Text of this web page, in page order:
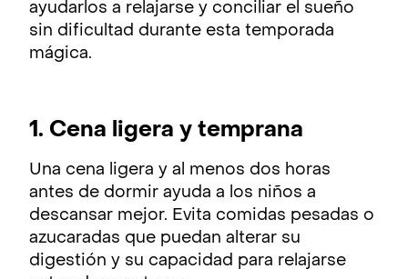
ayudarlos a relajarse y conciliar el sueño
sin dificultad durante esta temporada
mágica.
1. Cena ligera y temprana
Una cena ligera y al menos dos horas
antes de dormir ayuda a los niños a
descansar mejor. Evita comidas pesadas o
azucaradas que puedan alterar su
digestión y su capacidad para relajarse